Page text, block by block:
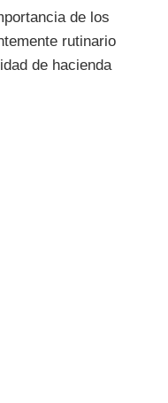
de los
rutinario
de hacienda